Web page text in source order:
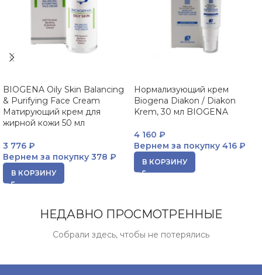
BIOGENA Oily Skin Balancing
& Purifying Face Cream
Матирующий крем для
жирной кожи 50 мл
3 776 ₽
Вернем за покупку 378 ₽
В КОРЗИНУ
Нормализующий крем
Biogena Diakon / Diakon
Krem, 30 мл BIOGENA
4 160 ₽
Вернем за покупку 416 ₽
В КОРЗИНУ
НЕДАВНО ПРОСМОТРЕННЫЕ
Собрали здесь, чтобы не потерялись